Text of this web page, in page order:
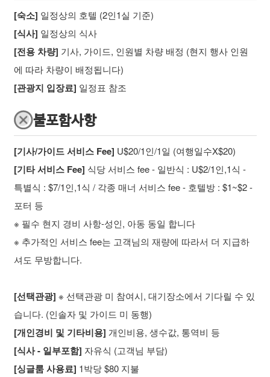
[숙소] 일정상의 호텔 (2인1실 기준)
[식사] 일정상의 식사
[전용 차량] 기사, 가이드, 인원별 차량 배정 (현지 행사 인원
에 따라 차량이 배정됩니다)
[관광지 입장료] 일정표 참조
불포함사항
[기사/가이드 서비스 Fee] U$20/1인/1일 (여행일수X$20)
[기타 서비스 Fee] 식당 서비스 fee - 일반식 : U$2/1인,1식 -
특별식 : $7/1인,1식 / 각종 매너 서비스 fee - 호텔방 : $1~$2 -
포터 등
※ 필수 현지 경비 사항-성인, 아동 동일 합니다
※ 추가적인 서비스 fee는 고객님의 재량에 따라서 더 지급하
셔도 무방합니다.
[선택관광] ※ 선택관광 미 참여시, 대기장소에서 기다릴 수 있
습니다. (인솔자 및 가이드 미 동행)
[개인경비 및 기타비용] 개인비용, 생수값, 통역비 등
[식사 - 일부포함] 자유식 (고객님 부담)
[싱글룸 사용료] 1박당 $80 지불